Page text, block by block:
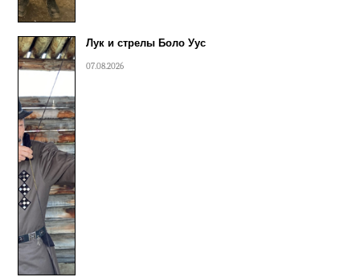
Лук и стрелы Боло Уус
07.08.2026